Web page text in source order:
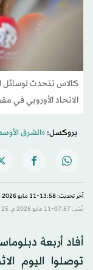
كالاس تتحدث لوسائل
الاتحاد الأوروبي في
بروكسل:«الشرق
آخر تحديث: 13:58-11 مايو 2026 م ـ 25 ذو القِعدة 1447 هـ
نُشر: 07:57-11 مايو 2026 م ـ 25 ذو القِعدة 1447 هـ
أفاد أربعة
توصلوا ⁠اليوم